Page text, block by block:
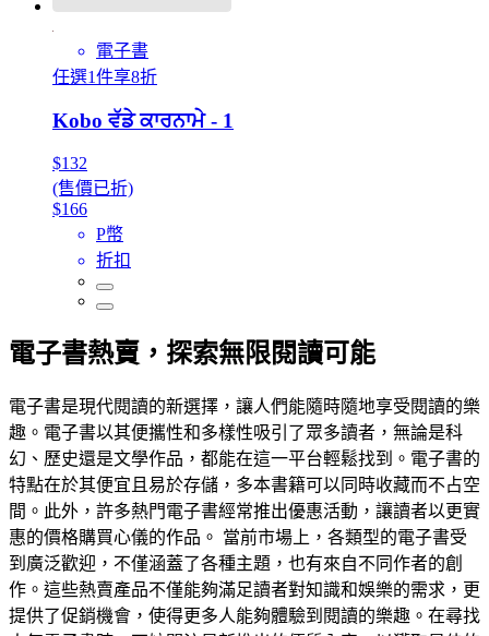
電子書
任選1件享8折
Kobo ਵੱਡੇ ਕਾਰਨਾਮੇ - 1
$132
(售價已折)
$166
P幣
折扣
電子書熱賣，探索無限閱讀可能
電子書是現代閱讀的新選擇，讓人們能隨時隨地享受閱讀的樂
趣。電子書以其便攜性和多樣性吸引了眾多讀者，無論是科
幻、歷史還是文學作品，都能在這一平台輕鬆找到。電子書的
特點在於其便宜且易於存儲，多本書籍可以同時收藏而不占空
間。此外，許多熱門電子書經常推出優惠活動，讓讀者以更實
惠的價格購買心儀的作品。 當前市場上，各類型的電子書受
到廣泛歡迎，不僅涵蓋了各種主題，也有來自不同作者的創
作。這些熱賣產品不僅能夠滿足讀者對知識和娛樂的需求，更
提供了促銷機會，使得更多人能夠體驗到閱讀的樂趣。在尋找